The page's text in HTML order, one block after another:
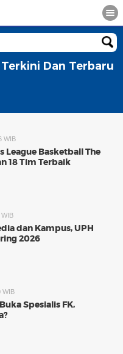
Dan Terbaru
WIB
League Basketball The
18 Tim Terbaik
dan Kampus, UPH
2026
WIB
Spesialis FK,